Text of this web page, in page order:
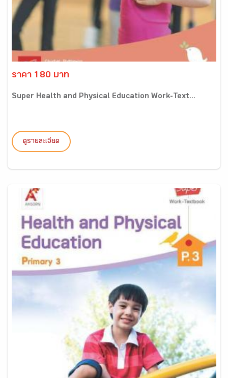
ราคา 180 บาท
Super Health and Physical Education Work-Text...
ดูรายละเอียด